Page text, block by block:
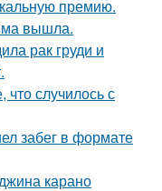
премию.
вышла.
рак груди и
что случилось с
забег в формате
карано